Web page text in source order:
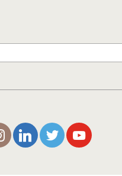
de Rien (facebook)
Christophe Noisette
Christophe Noisette
Christophe
L’Aire